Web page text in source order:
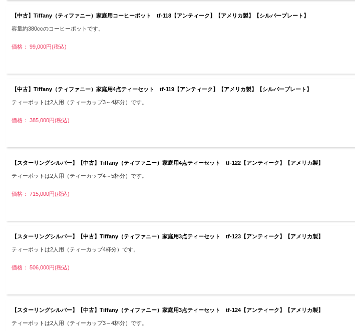
【中古】Tiffany（ティファニー）家庭用コーヒーポット tf-118【アンティーク】【アメリカ製】【シルバープレート】
容量約380ccのコーヒーポットです。
価格： 99,000円(税込)
【中古】Tiffany（ティファニー）家庭用4点ティーセット tf-119【アンティーク】【アメリカ製】【シルバープレート】
ティーポットは2人用（ティーカップ3～4杯分）です。
価格： 385,000円(税込)
【スターリングシルバー】【中古】Tiffany（ティファニー）家庭用4点ティーセット tf-122【アンティーク】【アメリカ製】
ティーポットは2人用（ティーカップ4～5杯分）です。
価格： 715,000円(税込)
【スターリングシルバー】【中古】Tiffany（ティファニー）家庭用3点ティーセット tf-123【アンティーク】【アメリカ製】
ティーポットは2人用（ティーカップ4杯分）です。
価格： 506,000円(税込)
【スターリングシルバー】【中古】Tiffany（ティファニー）家庭用3点ティーセット tf-124【アンティーク】【アメリカ製】
ティーポットは2人用（ティーカップ3～4杯分）です。